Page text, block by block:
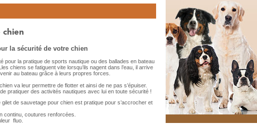
chien
la sécurité de votre chien
pour la pratique de sports nautique ou des ballades en bateau
chiens se fatiguent vite lorsqu’ils nagent dans l’eau, il arrive
au bateau grâce à leurs propres forces.
va leur permettre de flotter et ainsi de ne pas s’épuiser.
pratiquer des activités nautiques avec lui en toute sécurité !
de sauvetage pour chien est pratique pour s’accrocher et
continu, coutures renforcées.
fluo.